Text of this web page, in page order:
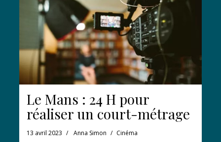
Le Mans : 24 H pour
réaliser un court-métrage
13 avril 2023 Anna Simon Cinéma